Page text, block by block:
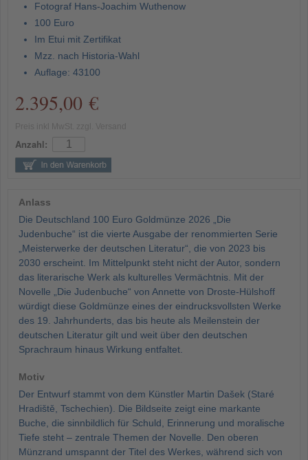
Fotograf Hans-Joachim Wuthenow
100 Euro
Im Etui mit Zertifikat
Mzz. nach Historia-Wahl
Auflage: 43100
2.395,00 €
Anzahl:
Anlass
Die Deutschland 100 Euro Goldmünze 2026 „Die
Judenbuche“ ist die vierte Ausgabe der renommierten Serie
„Meisterwerke der deutschen Literatur“, die von 2023 bis
2030 erscheint. Im Mittelpunkt steht nicht der Autor, sondern
das literarische Werk als kulturelles Vermächtnis. Mit der
Novelle „Die Judenbuche“ von Annette von Droste-Hülshoff
würdigt diese Goldmünze eines der eindrucksvollsten Werke
des 19. Jahrhunderts, das bis heute als Meilenstein der
deutschen Literatur gilt und weit über den deutschen
Sprachraum hinaus Wirkung entfaltet.
Motiv
Der Entwurf stammt von dem Künstler Martin Dašek (Staré
Hradiště, Tschechien). Die Bildseite zeigt eine markante
Buche, die sinnbildlich für Schuld, Erinnerung und moralische
Tiefe steht – zentrale Themen der Novelle. Den oberen
Münzrand umspannt der Titel des Werkes, während sich von